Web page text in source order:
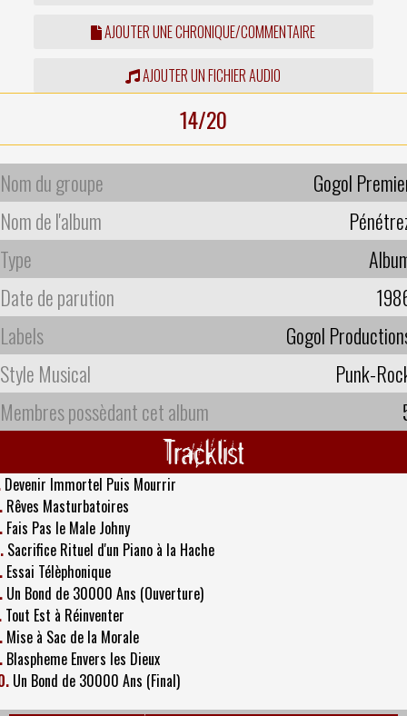
AJOUTER UNE CHRONIQUE/COMMENTAIRE
AJOUTER UN FICHIER AUDIO
14/20
Nom du groupe
Gogol
Nom de l'album
Type
Date de parution
Labels
Gogol
Style Musical
Punk-
Membres possèdant cet album
Tracklist
Devenir Immortel Puis Mourrir
Rêves Masturbatoires
Fais Pas le Male Johny
Sacrifice Rituel d'un Piano à la Hache
Essai Télèphonique
Un Bond de 30000 Ans (Ouverture)
Tout Est à Réinventer
Mise à Sac de la Morale
Blaspheme Envers les Dieux
Un Bond de 30000 Ans (Final)